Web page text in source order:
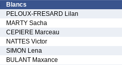
Blancs
PELOUX-FRESARD Lilan
MARTY Sacha
CEPIERE Marceau
NATTES Victor
SIMON Lena
BULANT Maxance